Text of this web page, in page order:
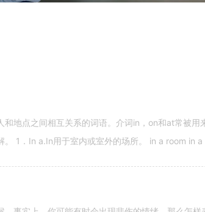
和地点之间相互关系的词语。介词in，on和at常被用
。 1．In a.In用于室内或室外的场所。 in a room in a